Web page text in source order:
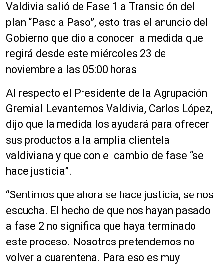
Valdivia salió de Fase 1 a Transición del
plan “Paso a Paso”, esto tras el anuncio del
Gobierno que dio a conocer la medida que
regirá desde este miércoles 23 de
noviembre a las 05:00 horas.
Al respecto el Presidente de la Agrupación
Gremial Levantemos Valdivia, Carlos López,
dijo que la medida los ayudará para ofrecer
sus productos a la amplia clientela
valdiviana y que con el cambio de fase “se
hace justicia”.
“Sentimos que ahora se hace justicia, se nos
escucha. El hecho de que nos hayan pasado
a fase 2 no significa que haya terminado
este proceso. Nosotros pretendemos no
volver a cuarentena. Para eso es muy